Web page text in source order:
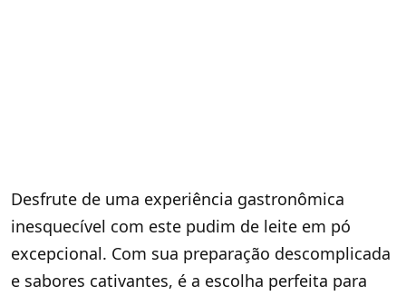
Desfrute de uma experiência gastronômica
inesquecível com este pudim de leite em pó
excepcional. Com sua preparação descomplicada
e sabores cativantes, é a escolha perfeita para